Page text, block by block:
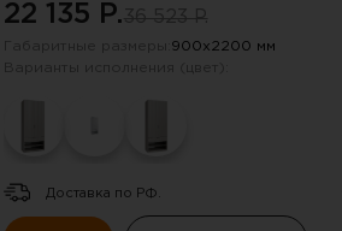
22 135 P.
900х2200 мм
Доставка по РФ.